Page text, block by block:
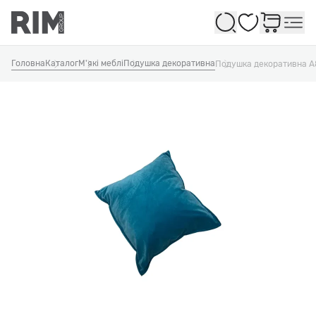
Обране
Головна КаталогМ'які меблі Подушка декоративнаПодушка декоративна